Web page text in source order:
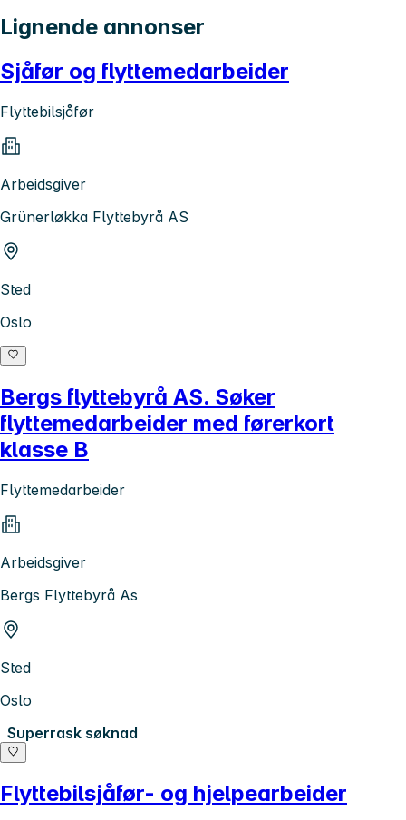
Lignende annonser
Sjåfør og flyttemedarbeider
Flyttebilsjåfør
Arbeidsgiver
Grünerløkka Flyttebyrå AS
Sted
Oslo
Bergs flyttebyrå AS. Søker
flyttemedarbeider med førerkort
klasse B
Flyttemedarbeider
Arbeidsgiver
Bergs Flyttebyrå As
Sted
Oslo
Superrask søknad
Flyttebilsjåfør- og hjelpearbeider